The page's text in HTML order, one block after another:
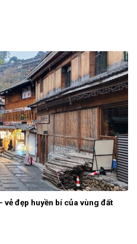
vẻ đẹp huyền bí của vùng đất